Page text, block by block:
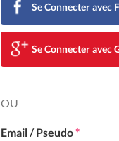
Se Connecter avec
Se Connecter avec
OU
Email / Pseudo*